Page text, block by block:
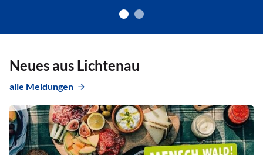
Neues aus Lichtenau
alle Meldungen